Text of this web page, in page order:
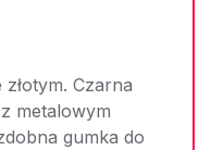
Czarna
metalowym
gumka do